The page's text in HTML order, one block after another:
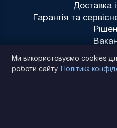
Доставка
Гарантія та
Ми використовуємо cookies
роботи сайту. Політика